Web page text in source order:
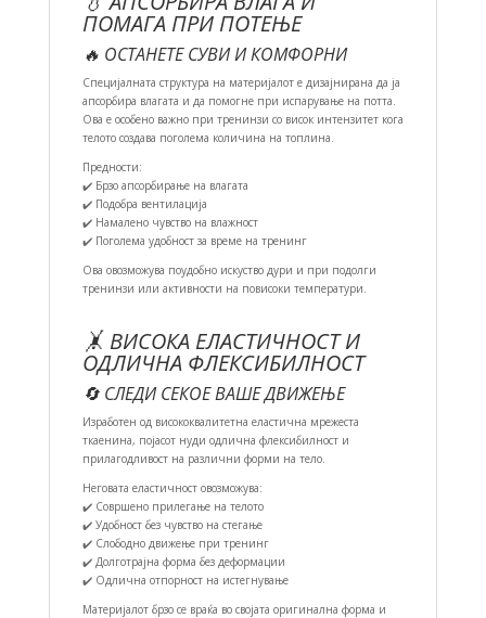
ПОМАГА ПРИ ПОТЕЊЕ
🔥 ОСТАНЕТЕ СУВИ И КОМФОРНИ
Специјалната структура на материјалот е дизајнирана да ја
апсорбира влагата и да помогне при испарување на потта.
Ова е особено важно при тренинзи со висок интензитет кога
телото создава поголема количина на топлина.
Предности:
✔️ Брзо апсорбирање на влагата
✔️ Подобра вентилација
✔️ Намалено чувство на влажност
✔️ Поголема удобност за време на тренинг
Ова овозможува поудобно искуство дури и при подолги
тренинзи или активности на повисоки температури.
🤸 ВИСОКА ЕЛАСТИЧНОСТ И
ОДЛИЧНА ФЛЕКСИБИЛНОСТ
🔄 СЛЕДИ СЕКОЕ ВАШЕ ДВИЖЕЊЕ
Изработен од висококвалитетна еластична мрежеста
ткаенина, појасот нуди одлична флексибилност и
прилагодливост на различни форми на тело.
Неговата еластичност овозможува:
✔️ Совршено прилегање на телото
✔️ Удобност без чувство на стегање
✔️ Слободно движење при тренинг
✔️ Долготрајна форма без деформации
✔️ Одлична отпорност на истегнување
Материјалот брзо се враќа во својата оригинална форма и